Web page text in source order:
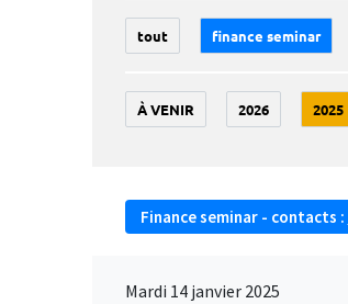
tout finance seminar
À VENIR 2026 2025
Finance seminar - contacts :
Mardi 14 janvier 2025